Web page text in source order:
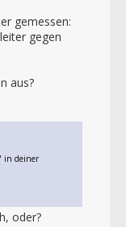
gemessen:
gegen
aus?
in deiner
oder?